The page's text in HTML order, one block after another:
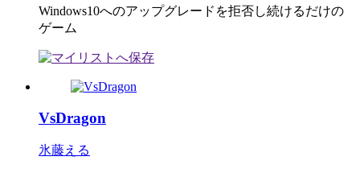
Windows10へのアップグレードを拒否し続けるだけの
ゲーム
VsDragon
氷藤える